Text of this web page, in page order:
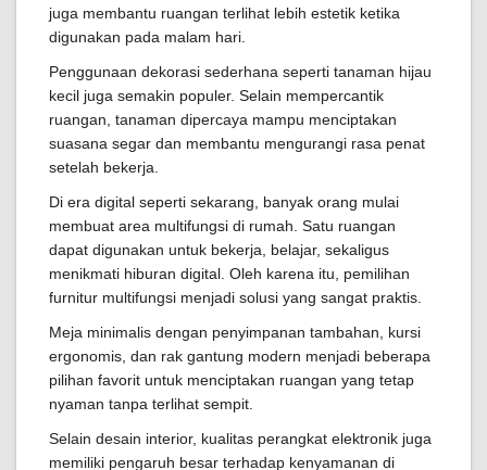
juga membantu ruangan terlihat lebih estetik ketika
digunakan pada malam hari.
Penggunaan dekorasi sederhana seperti tanaman hijau
kecil juga semakin populer. Selain mempercantik
ruangan, tanaman dipercaya mampu menciptakan
suasana segar dan membantu mengurangi rasa penat
setelah bekerja.
Di era digital seperti sekarang, banyak orang mulai
membuat area multifungsi di rumah. Satu ruangan
dapat digunakan untuk bekerja, belajar, sekaligus
menikmati hiburan digital. Oleh karena itu, pemilihan
furnitur multifungsi menjadi solusi yang sangat praktis.
Meja minimalis dengan penyimpanan tambahan, kursi
ergonomis, dan rak gantung modern menjadi beberapa
pilihan favorit untuk menciptakan ruangan yang tetap
nyaman tanpa terlihat sempit.
Selain desain interior, kualitas perangkat elektronik juga
memiliki pengaruh besar terhadap kenyamanan di